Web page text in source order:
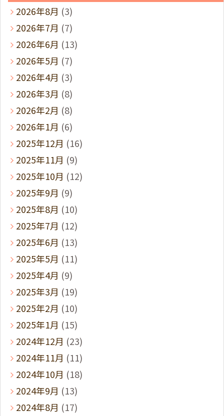
2026年8月 (3)
2026年7月 (7)
2026年6月 (13)
2026年5月 (7)
2026年4月 (3)
2026年3月 (8)
2026年2月 (8)
2026年1月 (6)
2025年12月 (16)
2025年11月 (9)
2025年10月 (12)
2025年9月 (9)
2025年8月 (10)
2025年7月 (12)
2025年6月 (13)
2025年5月 (11)
2025年4月 (9)
2025年3月 (19)
2025年2月 (10)
2025年1月 (15)
2024年12月 (23)
2024年11月 (11)
2024年10月 (18)
2024年9月 (13)
2024年8月 (17)